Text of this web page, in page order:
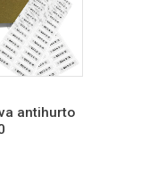
antihurto